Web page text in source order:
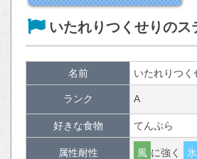
いたれりつくせりのス
名前 いたれりつく
ランク A
好きな食物 てんぷら
属性耐性 風 に強く 氷